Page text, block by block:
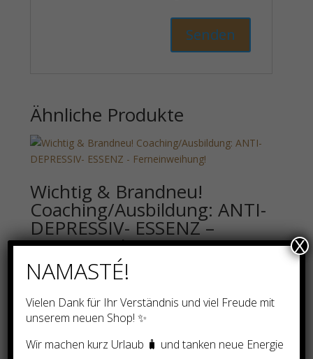
Ähnliche Produkte
Wichtig & Brandneu!
Coaching/Ausbildung: ANTI-
DEPRESSIV- ESSENZ –
Ferneinweihung!
45,00 €
NAMASTÉ!
Vielen Dank für Ihr Verständnis und viel Freude mit
unserem neuen Shop! ✨
Wir machen kurz Urlaub 🧳 und tanken neue Energie
X